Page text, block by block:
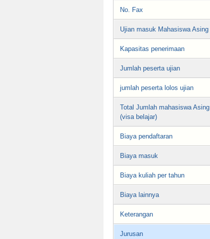
No. Fax
Ujian masuk Mahasiswa Asing
Kapasitas penerimaan
Jumlah peserta ujian
jumlah peserta lolos ujian
Total Jumlah mahasiswa Asing
(visa belajar)
Biaya pendaftaran
Biaya masuk
Biaya kuliah per tahun
Biaya lainnya
Keterangan
Jurusan